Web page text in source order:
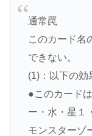
通常罠
このカード名
できない。
(1)：以下の効
●このカード
ー・水・星１
モンスターゾ